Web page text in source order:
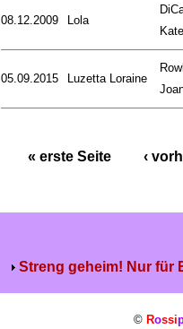
08.12.2009 Lola
Kate
05.09.2015 Luzetta Loraine
« erste Seite ‹
Streng geheim! Nur für
© Rossi